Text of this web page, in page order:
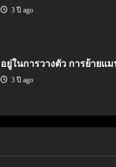
3 ปี ago
อยู่ในการวางตัว การย้ายแ
3 ปี ago